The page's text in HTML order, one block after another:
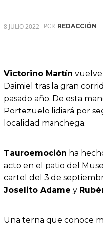
8 JULIO 2022 POR REDACCIÓN
Victorino Martín vuelve
Daimiel tras la gran
pasado año. De esta
Portezuelo lidiará por
localidad manchega.
Tauroemoción ha
acto en el patio del
cartel del 3 de
Joselito Adame y
Una terna que conoce